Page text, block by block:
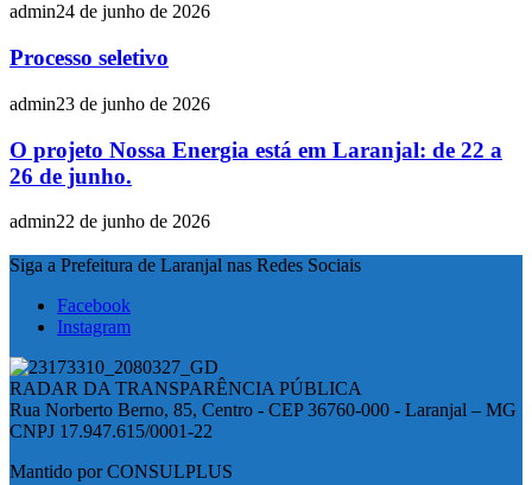
admin24 de junho de 2026
Processo seletivo
admin23 de junho de 2026
O projeto Nossa Energia está em Laranjal: de 22 a
26 de junho.
admin22 de junho de 2026
Siga a Prefeitura de Laranjal nas Redes Sociais
Facebook
Instagram
RADAR DA TRANSPARÊNCIA PÚBLICA
Rua Norberto Berno, 85, Centro - CEP 36760-000 - Laranjal – MG
CNPJ 17.947.615/0001-22
Mantido por CONSULPLUS